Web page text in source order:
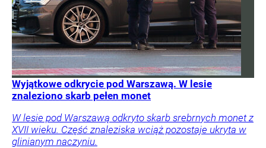
Wyjątkowe odkrycie pod Warszawą. W lesie
znaleziono skarb pełen monet
W lesie pod Warszawą odkryto skarb srebrnych monet z
XVII wieku. Część znaleziska wciąż pozostaje ukryta w
glinianym naczyniu.